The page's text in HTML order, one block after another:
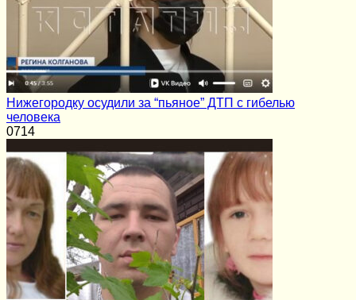
Нижегородку осудили за “пьяное” ДТП с гибелью
человека
0714